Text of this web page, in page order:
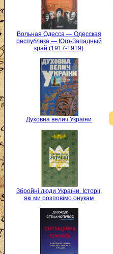
Вольная Одесса — Одесская
республика — Юго-Западный
край (1917-1919)
Духовна велич України
Збройні люди України. Історії,
які ми розповімо онукам